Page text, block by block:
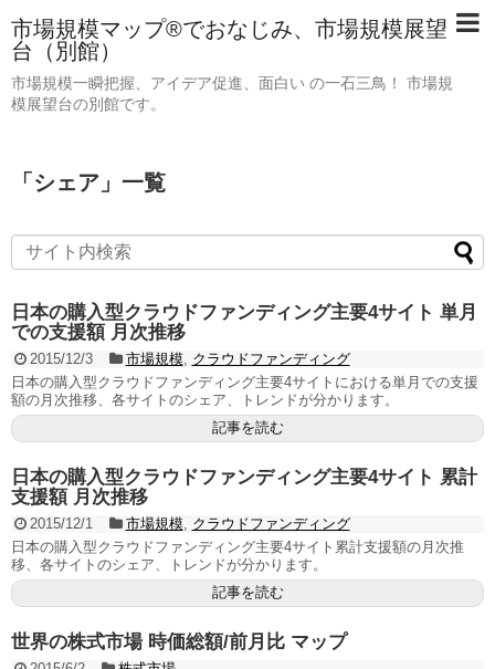
市場規模マップ®でおなじみ、市場規模展望
台（別館）
市場規模一瞬把握、アイデア促進、面白い の一石三鳥！ 市場規
模展望台の別館です。
「 シェア 」 一覧
日本の購入型クラウドファンディング主要4サイト 単月
での支援額 月次推移
2015/12/3 市場規模, クラウドファンディング
日本の購入型クラウドファンディング主要4サイトにおける単月での支援
額の月次推移、各サイトのシェア、トレンドが分かります。
記事を読む
日本の購入型クラウドファンディング主要4サイト 累計
支援額 月次推移
2015/12/1 市場規模, クラウドファンディング
日本の購入型クラウドファンディング主要4サイト累計支援額の月次推
移、各サイトのシェア、トレンドが分かります。
記事を読む
世界の株式市場 時価総額/前月比 マップ